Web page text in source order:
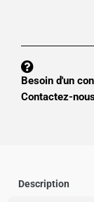
Besoin d'un
Contactez-
Description